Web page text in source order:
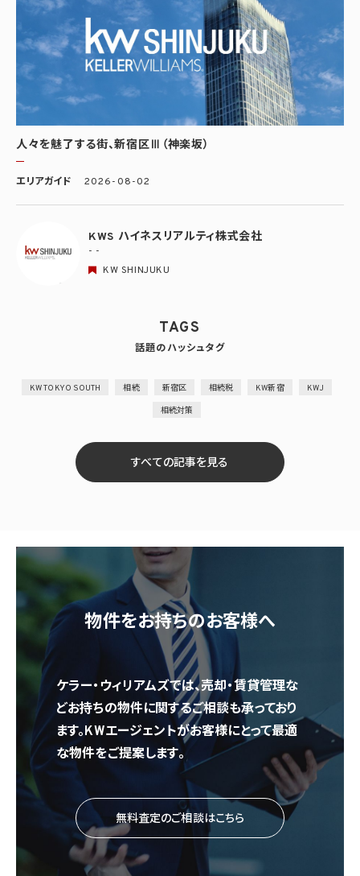
人々を魅了する街、新宿区Ⅲ（神楽坂）
エリアガイド 2026-08-02
KWS ハイネスリアルティ株式会社
- -
KW SHINJUKU
TAGS
話題のハッシュタグ
KW TOKYO SOUTH 相続 新宿区 相続税 KW新宿 KWJ
相続対策
すべての記事を見る
物件をお持ちのお客様へ
ケラー・ウィリアムズでは、売却・賃貸管理な
どお持ちの物件に関するご相談も承っており
ます。KWエージェントがお客様にとって最適
な物件をご提案します。
無料査定のご相談はこちら